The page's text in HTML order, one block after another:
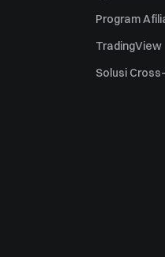
Program
TradingView
Solusi